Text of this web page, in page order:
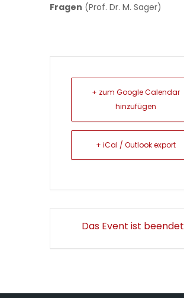
Fragen (Prof. Dr. M. Sager)
+ zum Google Calendar
hinzufügen
+ iCal / Outlook export
Das Event ist beendet